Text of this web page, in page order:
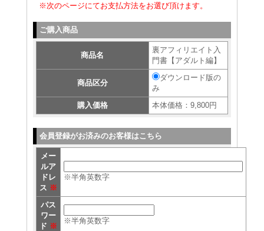
※次のページにてお支払方法をお選び頂けます。
ご購入商品
商品名
裏アフィリエイト入
門書【アダルト編】
商品区分
ダウンロード版の
み
購入価格
本体価格：9,800円
会員登録がお済みのお客様はこちら
メー
ルア
ドレ
ス ※
※半角英数字
パス
ワー
ド ※
※半角英数字